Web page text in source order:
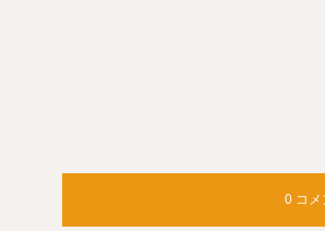
0 コメ